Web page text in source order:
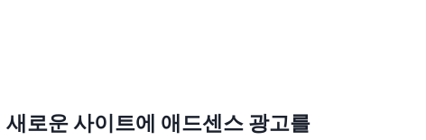
새로운 사이트에 애드센스 광고를